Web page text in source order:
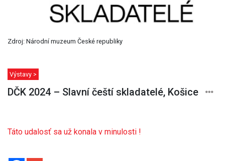
Zdroj: Národní muzeum České republiky
Výstavy >
DČK 2024 – Slavní čeští skladatelé, Košice
Táto udalosť sa už konala v minulosti !